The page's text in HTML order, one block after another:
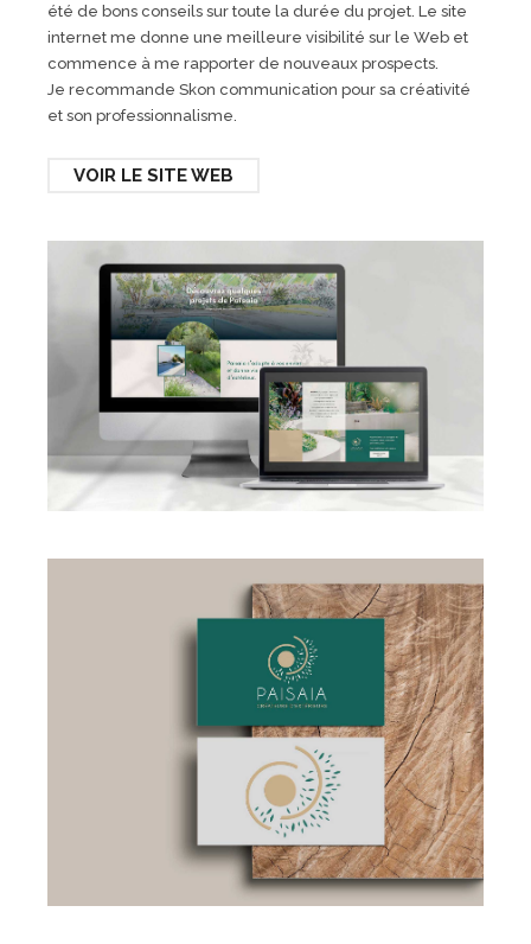
été de bons conseils sur toute la durée du projet. Le site
internet me donne une meilleure visibilité sur le Web et
commence à me rapporter de nouveaux prospects.
Je recommande Skon communication pour sa créativité
et son professionnalisme.
VOIR LE SITE WEB